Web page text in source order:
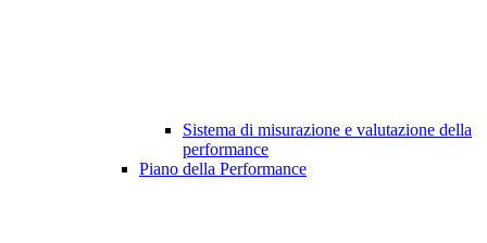
Sistema di misurazione e valutazione della
performance
Piano della Performance